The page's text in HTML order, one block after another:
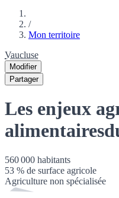
/
Mon territoire
Vaucluse
Modifier
Partager
Les enjeux
alimentaires
560 000 habitants
53 % de surface agricole
Agriculture non spécialisée